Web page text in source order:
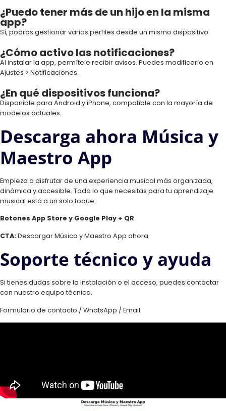
¿Puedo tener más de un hijo en la misma
app?
Sí, podrás gestionar varios perfiles desde un mismo dispositivo.
¿Cómo activo las notificaciones?
Al instalar la app, permítele recibir avisos. Puedes modificarlo en
Ajustes > Notificaciones.
¿En qué dispositivos funciona?
Disponible para Android y iPhone, compatible con la mayoría de
modelos actuales.
Descarga ahora Música y
Maestro App
Empieza a disfrutar de una experiencia musical más organizada,
dinámica y accesible. Todo lo que necesitas para tu aprendizaje
musical está a un solo toque.
Botones App Store y Google Play + QR
CTA: Descargar Música y Maestro App ahora
Soporte técnico y ayuda
Si tienes dudas sobre la instalación o el acceso, puedes contactar
con nuestro equipo técnico.
Formulario de contacto / WhatsApp / Email.